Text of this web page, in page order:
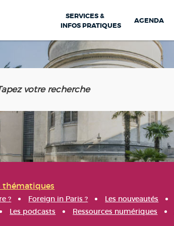
SERVICES &
INFOS PRATIQUES
AGENDA
thématiques
? Foreign in Paris ? Les nouveautés
Les podcasts Ressources numériques